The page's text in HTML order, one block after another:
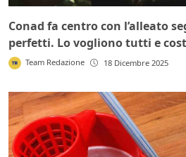
Conad fa centro con l’alleato
perfetti. Lo vogliono tutti e
Team Redazione 18 Dicembre 2025